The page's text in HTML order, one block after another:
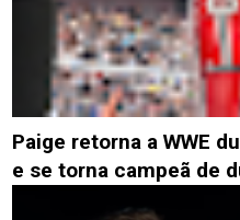
Paige retorna a WWE
e se torna campeã de